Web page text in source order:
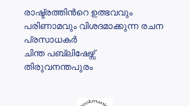
രാഷ്ട്രത്തിൻറെ ഉത്ഭവവും
പരിണാമവും വിശദമാക്കുന്ന രചന
പ്രസാധകർ
ചിന്ത പബ്ലിഷേഴ്സ്
തിരുവനന്തപുരം